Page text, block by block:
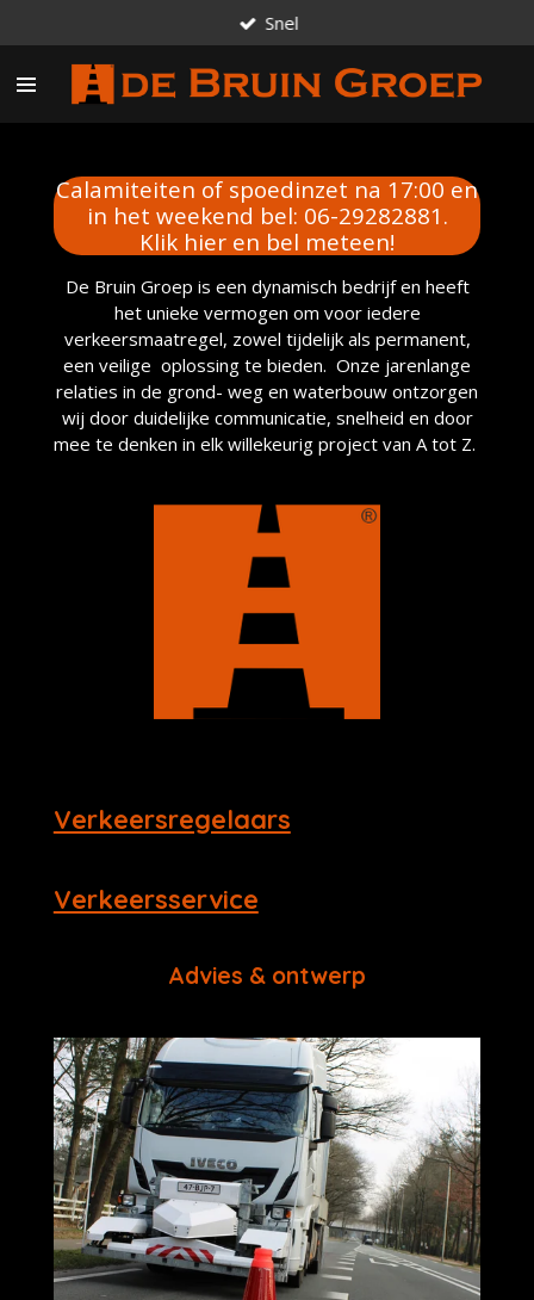
direct
naar
Snel
Calamiteiten of spoedinzet na 17:00 en
in het weekend bel: 06-29282881.
Klik hier en bel meteen!
De Bruin Groep is een dynamisch bedrijf en heeft
het unieke vermogen om voor iedere
verkeersmaatregel, zowel tijdelijk als permanent,
een veilige oplossing te bieden. Onze jarenlange
relaties in de grond- weg en waterbouw ontzorgen
wij door duidelijke communicatie, snelheid en door
mee te denken in elk willekeurig project van A tot Z.
Verkeersregelaars
Verkeersservice
Advies & ontwerp